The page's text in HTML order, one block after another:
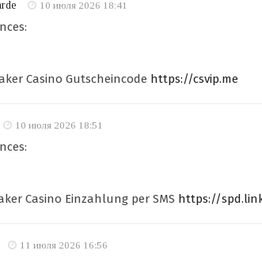
10 июля 2026 18:41
Casino Gutscheincode https://csvip.me
10 июля 2026 18:51
Casino Einzahlung per SMS https://
11 июля 2026 16:56